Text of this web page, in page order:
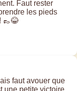
Faut rester
les pieds
👞😂
faut avouer que